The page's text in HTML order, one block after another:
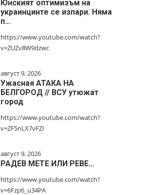
Юнският оптимизъм на
украинцинте се изпари. Няма
п…
https://www.youtube.com/watch?
v=ZUZv8W9dzwc
август 9, 2026
Ужасная АТАКА НА
БЕЛГОРОД // ВСУ утюжат
город
https://www.youtube.com/watch?
v=ZF5nLX7vFZI
август 9, 2026
РАДЕВ МЕТЕ ИЛИ РЕВЕ…
https://www.youtube.com/watch?
v=6Fzp6_u34PA